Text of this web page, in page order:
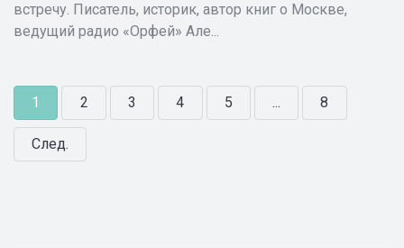
встречу. Писатель, историк, автор книг о Москве,
ведущий радио «Орфей» Але...
1 2 3 4 5 ... 8
След.